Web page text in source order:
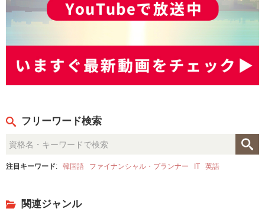
フリーワード検索
注目キーワード: 韓国語 ファイナンシャル・プランナー IT 英語
関連ジャンル